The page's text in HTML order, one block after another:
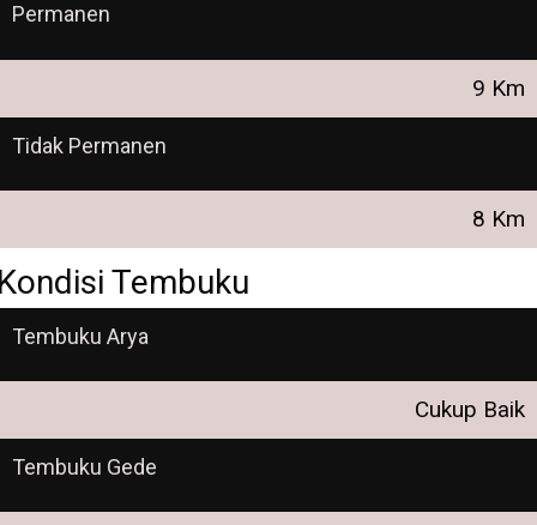
Permanen
9 Km
Tidak Permanen
8 Km
Tembuku
Tembuku Arya
Cukup Baik
Tembuku Gede